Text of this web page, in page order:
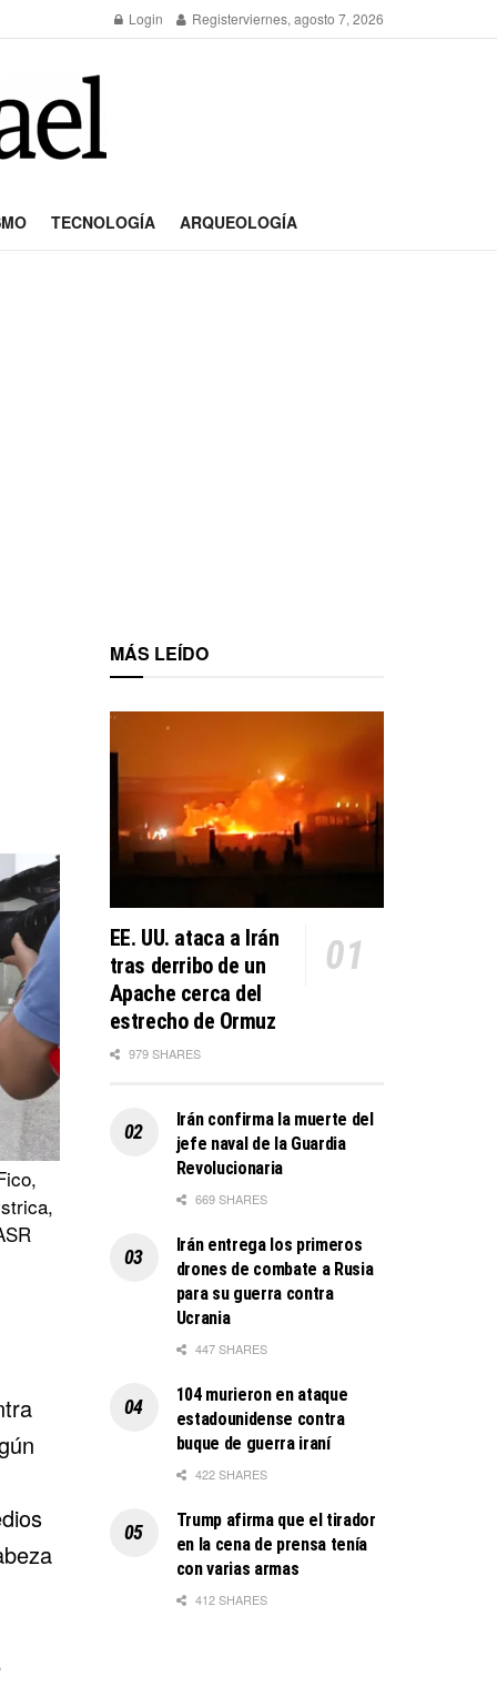
Login Registerviernes, agosto 7, 2026
TECNOLOGÍA ARQUEOLOGÍA
MÁS LEÍDO
EE. UU. ataca a Irán
tras derribo de un
Apache cerca del
estrecho de Ormuz
979 SHARES
Irán confirma la muerte del
jefe naval de la Guardia
Revolucionaria
669 SHARES
Irán entrega los primeros
drones de combate a Rusia
para su guerra contra
Ucrania
447 SHARES
104 murieron en ataque
estadounidense contra
buque de guerra iraní
422 SHARES
Trump afirma que el tirador
en la cena de prensa tenía
con varias armas
412 SHARES